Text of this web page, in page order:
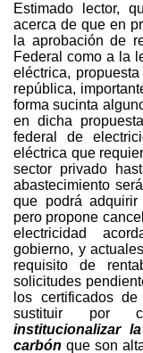
Estimado lector,
acerca de que en
la aprobación de
Federal como a la
eléctrica,
república,
forma sucinta
en dicha
federal de
eléctrica que
sector privado
abastecimiento
que podrá
pero propone
electricidad
gobierno, y
requisito de
solicitudes
los certificados
sustituir por
institucionalizar
carbón que son